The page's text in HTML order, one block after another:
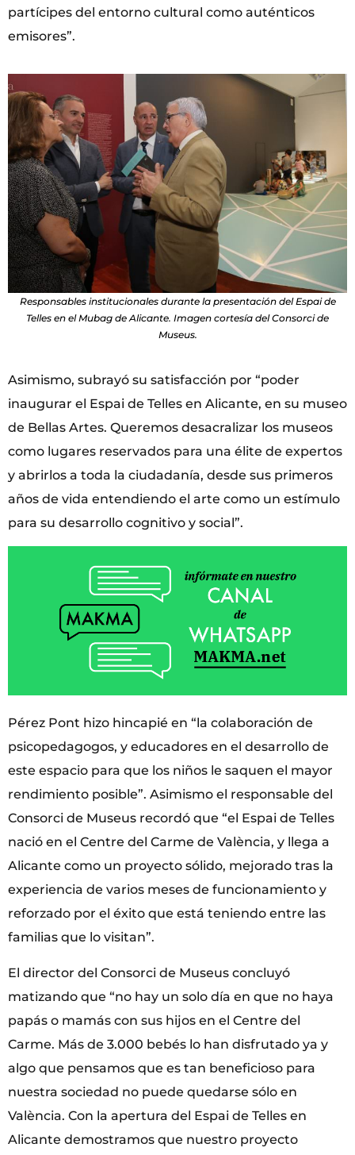
partícipes del entorno cultural como auténticos
emisores”.
Responsables institucionales durante la presentación del Espai de
Telles en el Mubag de Alicante. Imagen cortesía del Consorci de
Museus.
Asimismo, subrayó su satisfacción por “poder
inaugurar el Espai de Telles en Alicante, en su museo
de Bellas Artes. Queremos desacralizar los museos
como lugares reservados para una élite de expertos
y abrirlos a toda la ciudadanía, desde sus primeros
años de vida entendiendo el arte como un estímulo
para su desarrollo cognitivo y social”.
Pérez Pont hizo hincapié en “la colaboración de
psicopedagogos, y educadores en el desarrollo de
este espacio para que los niños le saquen el mayor
rendimiento posible”. Asimismo el responsable del
Consorci de Museus recordó que “el Espai de Telles
nació en el Centre del Carme de València, y llega a
Alicante como un proyecto sólido, mejorado tras la
experiencia de varios meses de funcionamiento y
reforzado por el éxito que está teniendo entre las
familias que lo visitan”.
El director del Consorci de Museus concluyó
matizando que “no hay un solo día en que no haya
papás o mamás con sus hijos en el Centre del
Carme. Más de 3.000 bebés lo han disfrutado ya y
algo que pensamos que es tan beneficioso para
nuestra sociedad no puede quedarse sólo en
València. Con la apertura del Espai de Telles en
Alicante demostramos que nuestro proyecto